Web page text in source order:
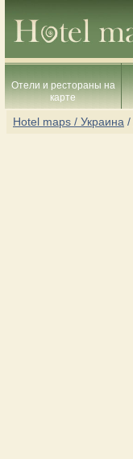
Отели и рестораны на
карте
Hotel maps / Украина /